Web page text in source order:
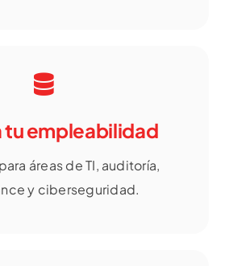
tu empleabilidad
áreas de TI, auditoría,
y ciberseguridad.